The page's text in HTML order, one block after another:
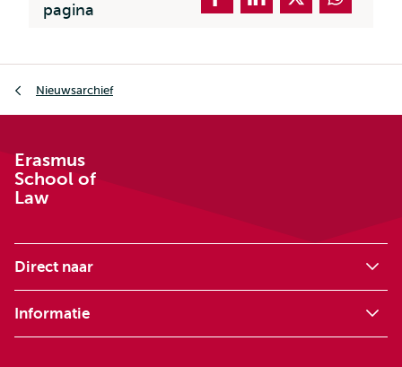
pagina
Nieuwsarchief
Erasmus
School of
Law
Direct naar
Informatie